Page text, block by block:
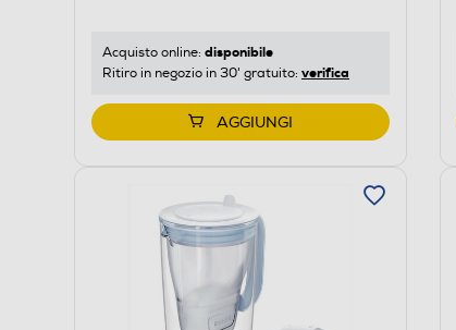
Acquisto online: disponibile
Ritiro in negozio in 30' gratuito: verifica
AGGIUNGI